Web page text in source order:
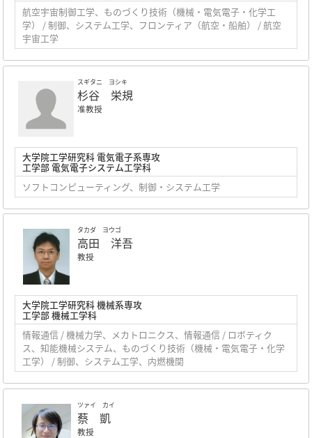
航空宇宙制御工学、ものづくり技術（機械・電気電子・化学工
学） / 制御、システム工学、フロンティア（航空・船舶） / 航空
宇宙工学
スギタニ ヨシキ
杉谷 栄規
准教授
大学院工学研究科 電気電子系専攻
工学部 電気電子システム工学科
ソフトコンピューティング、制御・システム工学
タカダ ヨウゴ
高田 洋吾
教授
大学院工学研究科 機械系専攻
工学部 機械工学科
情報通信 / 機械力学、メカトロニクス、情報通信 / ロボティク
ス、知能機械システム、ものづくり技術（機械・電気電子・化学
工学） / 制御、システム工学、内燃機関
ツァイ カイ
蔡 凱
教授